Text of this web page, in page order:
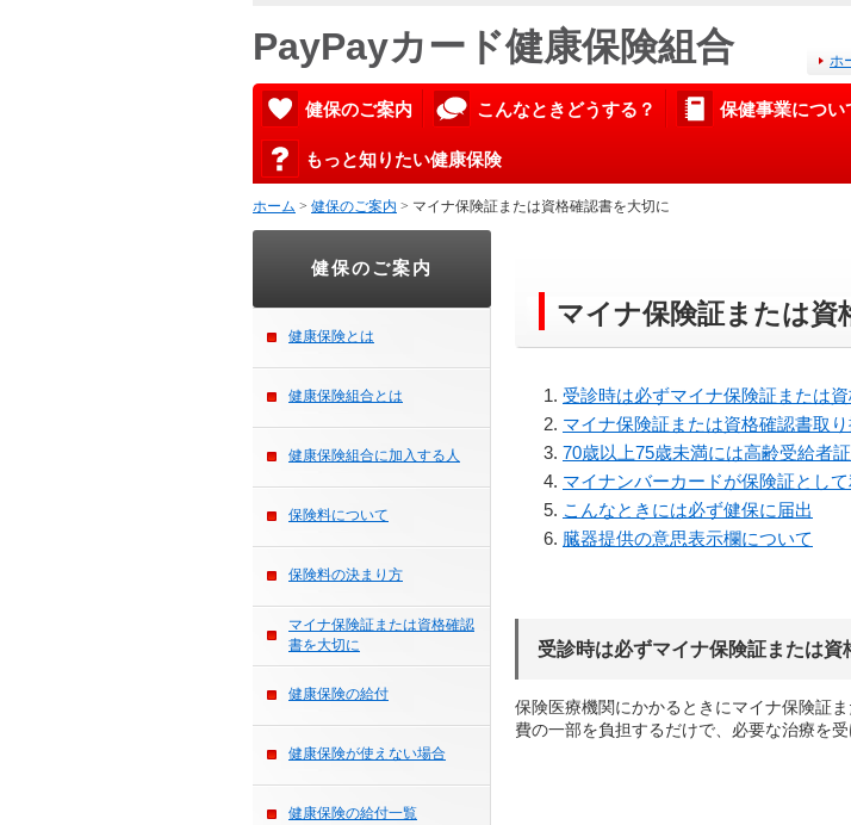
PayPayカード健康保険組合 ホ
健保のご案内 こんなときどうする？ 保健事業につい
もっと知りたい健康保険
ホーム > 健保のご案内 > マイナ保険証または資格確認書を大切に
マイナ保険証または資
受診時は必ずマイナ保険証または
マイナ保険証または資格確認書取
70歳以上75歳未満には高齢受給者
マイナンバーカードが保険証とし
こんなときには必ず健保に届出
臓器提供の意思表示欄について
受診時は必ずマイナ保険証または資
保険医療機関にかかるときにマイナ保険証
費の一部を負担するだけで、必要な治療を受
健保のご案内
健康保険とは
健康保険組合とは
健康保険組合に加入する人
保険料について
保険料の決まり方
マイナ保険証または資格確認
書を大切に
健康保険の給付
健康保険が使えない場合
健康保険の給付一覧